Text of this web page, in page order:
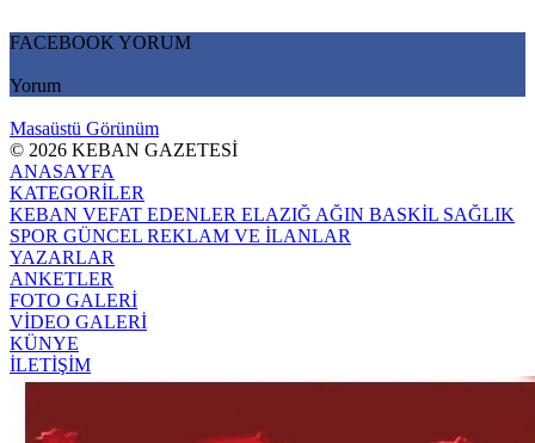
FACEBOOK YORUM
Yorum
Masaüstü Görünüm
© 2026 KEBAN GAZETESİ
ANASAYFA
KATEGORİLER
KEBAN VEFAT EDENLER ELAZIĞ AĞIN BASKİL SAĞLIK
SPOR GÜNCEL REKLAM VE İLANLAR
YAZARLAR
ANKETLER
FOTO GALERİ
VİDEO GALERİ
KÜNYE
İLETİŞİM